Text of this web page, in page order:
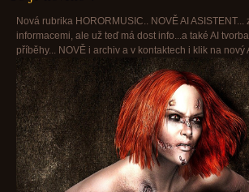
Nová rubrika HORORMUSIC.. NOVĚ AI ASISTENT...
informacemi, ale už teď má dost info...a také AI
příběhy... NOVĚ i archiv a v kontaktech i klik na nový